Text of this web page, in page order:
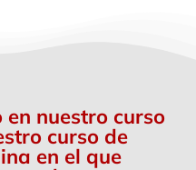
nuestro curso
curso de
en el que